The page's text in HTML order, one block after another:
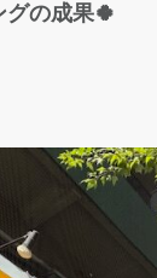
グの成果🍀